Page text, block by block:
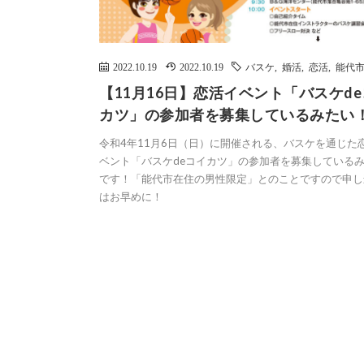
2022.10.19 2022.10.19 バスケ 婚活 恋活 能代市
【11月16日】恋活イベント「バスケ
カツ」の参加者を募集しているみたい
令和4年11月6日（日）に開催される、バスケを通じた
ベント「バスケdeコイカツ」の参加者を募集している
です！「能代市在住の男性限定」とのことですので申
はお早めに！